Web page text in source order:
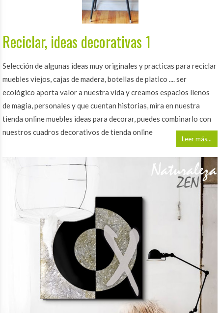
Reciclar, ideas decorativas 1
Selección de algunas ideas muy originales y practicas para reciclar
muebles viejos, cajas de madera, botellas de platico .... ser
ecológico aporta valor a nuestra vida y creamos espacios llenos
de magia, personales y que cuentan historias, mira en nuestra
tienda online muebles ideas para decorar, puedes combinarlo con
nuestros cuadros decorativos de tienda online
Leer más...